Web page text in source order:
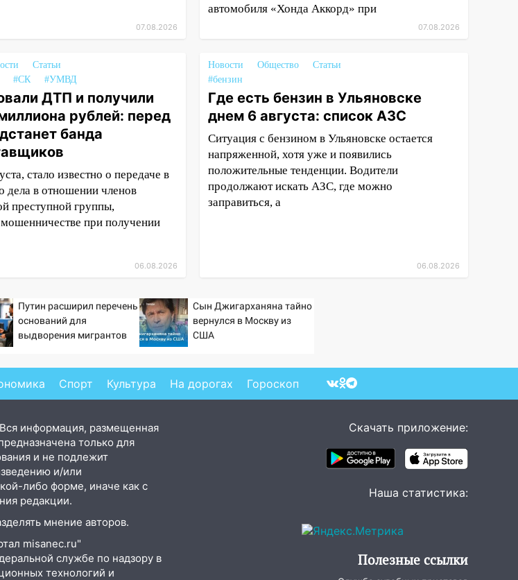
07.08.2026
автомобиля «Хонда Аккорд» при
07.08.2026
Статьи
#СК #УМВД
ДТП и получили
рублей: перед
банда
стало известно о передаче в
дела в отношении членов
преступной группы,
при получении
06.08.2026
Новости Общество
Статьи
#бензин
Где есть бензин в Ульяновске
днем 6 августа: список АЗС
Ситуация с бензином в Ульяновске остается
напряженной, хотя уже и появились
положительные тенденции. Водители
продолжают искать АЗС, где можно
заправиться, а
06.08.2026
Путин расширил перечень
оснований для
выдворения мигрантов
Сын Джигарханяна тайно
вернулся в Москву из
США
Спорт Культура На дорогах Гороскоп
информация, размещенная
только для
и не подлежит
и/или
либо форме, иначе как с
редакции.
мнение авторов.
misanec.ru"
службе по надзору в
технологий и
Скачать приложение:
Наша статистика:
Полезные ссылки